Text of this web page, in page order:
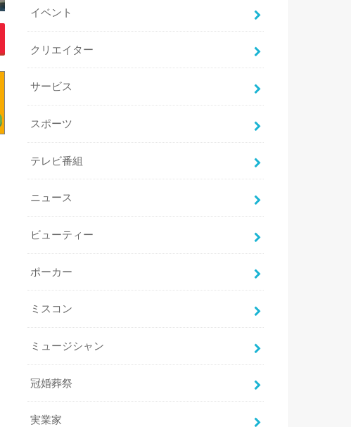
イベント
クリエイター
サービス
スポーツ
テレビ番組
ニュース
ビューティー
ポーカー
ミスコン
ミュージシャン
冠婚葬祭
実業家